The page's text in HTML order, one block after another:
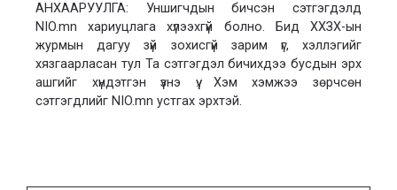
АНХААРУУЛГА: Уншигчдын бичсэн сэтгэгдэлд
NIO.mn хариуцлага хүлээхгүй болно. Бид ХХЗХ-ын
журмын дагуу зүй зохисгүй зарим үг, хэллэгийг
хязгаарласан тул Та сэтгэгдэл бичихдээ бусдын эрх
ашгийг хүндэтгэн үзнэ үү. Хэм хэмжээ зөрчсөн
сэтгэгдлийг NIO.mn устгах эрхтэй.